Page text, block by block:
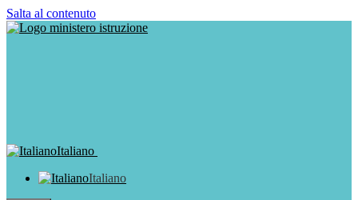
Salta al contenuto
Italiano
Italiano